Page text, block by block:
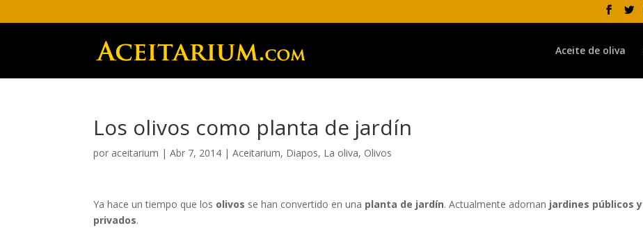
Aceite de oliva
Los olivos como planta de jardín
por aceitarium |Abr 7, 2014 |Aceitarium, Diapos, La oliva, Olivos
Ya hace un tiempo que los olivos se han convertido en una planta de jardín. Actualmente adornan jardines públicos y
privados.